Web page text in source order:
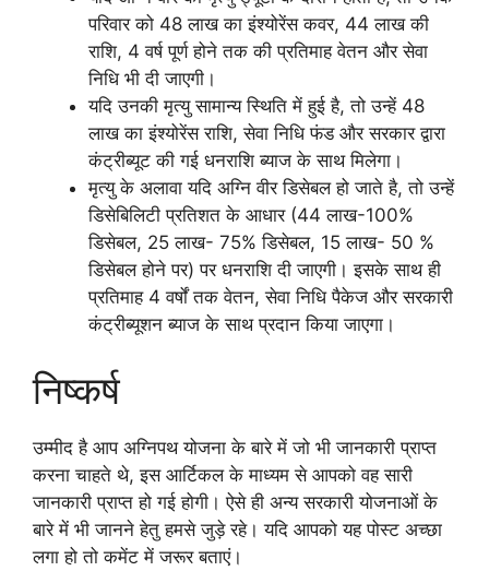
परिवार को 48 लाख का इंश्योरेंस कवर, 44 लाख की
राशि, 4 वर्ष पूर्ण होने तक की प्रतिमाह वेतन और सेवा
निधि भी दी जाएगी।
यदि उनकी मृत्यु सामान्य स्थिति में हुई है, तो उन्हें 48
लाख का इंश्योरेंस राशि, सेवा निधि फंड और सरकार द्वारा
कंट्रीब्यूट की गई धनराशि ब्याज के साथ मिलेगा।
मृत्यु के अलावा यदि अग्नि वीर डिसेबल हो जाते है, तो उन्हें
डिसेबिलिटी प्रतिशत के आधार (44 लाख-100%
डिसेबल, 25 लाख- 75% डिसेबल, 15 लाख- 50 %
डिसेबल होने पर) पर धनराशि दी जाएगी। इसके साथ ही
प्रतिमाह 4 वर्षों तक वेतन, सेवा निधि पैकेज और सरकारी
कंट्रीब्यूशन ब्याज के साथ प्रदान किया जाएगा।
निष्कर्ष
उम्मीद है आप अग्निपथ योजना के बारे में जो भी जानकारी प्राप्त
करना चाहते थे, इस आर्टिकल के माध्यम से आपको वह सारी
जानकारी प्राप्त हो गई होगी। ऐसे ही अन्य सरकारी योजनाओं के
बारे में भी जानने हेतु हमसे जुड़े रहे। यदि आपको यह पोस्ट अच्छा
लगा हो तो कमेंट में जरूर बताएं।